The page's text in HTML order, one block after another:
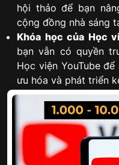
hội thảo để bạn
cộng đồng nhà sáng
Khóa học của Học
bạn vẫn có quyền
Học viện YouTube
ưu hóa và phát triển